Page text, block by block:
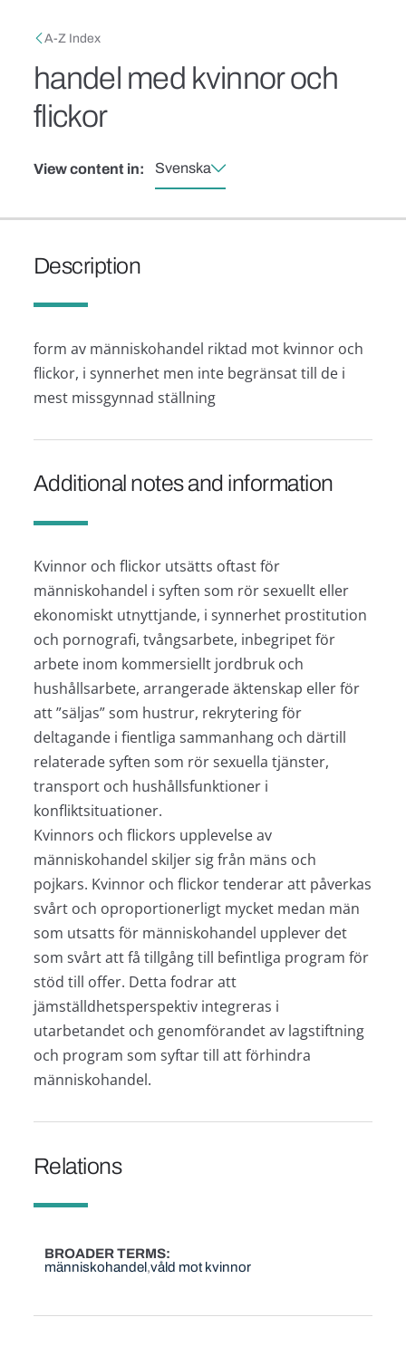
Breadcrumb
A-Z Index
handel med kvinnor och
flickor
View content in: Svenska
Description
form av människohandel riktad mot kvinnor och
flickor, i synnerhet men inte begränsat till de i
mest missgynnad ställning
Additional notes and information
Kvinnor och flickor utsätts oftast för
människohandel i syften som rör sexuellt eller
ekonomiskt utnyttjande, i synnerhet prostitution
och pornografi, tvångsarbete, inbegripet för
arbete inom kommersiellt jordbruk och
hushållsarbete, arrangerade äktenskap eller för
att ”säljas” som hustrur, rekrytering för
deltagande i fientliga sammanhang och därtill
relaterade syften som rör sexuella tjänster,
transport och hushållsfunktioner i
konfliktsituationer.
Kvinnors och flickors upplevelse av
människohandel skiljer sig från mäns och
pojkars. Kvinnor och flickor tenderar att påverkas
svårt och oproportionerligt mycket medan män
som utsatts för människohandel upplever det
som svårt att få tillgång till befintliga program för
stöd till offer. Detta fodrar att
jämställdhetsperspektiv integreras i
utarbetandet och genomförandet av lagstiftning
och program som syftar till att förhindra
människohandel.
Relations
BROADER TERMS
människohandel våld mot kvinnor